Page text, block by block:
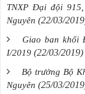
TNXP Đại đội
Nguyên (22/03/
Giao ban khối
I/2019 (22/03/2019)
Bộ trưởng Bộ
Nguyên (25/03/